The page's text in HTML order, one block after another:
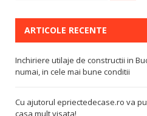
ARTICOLE RECENTE
Inchiriere utilaje de constructii in
numai, in cele mai bune conditii
Cu ajutorul epriectedecase.ro va
casa mult visata!